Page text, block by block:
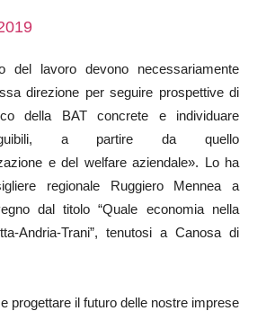
del lavoro devono necessariamente
direzione per seguire prospettive di
della BAT concrete e individuare
a partire da quello
e del welfare aziendale». Lo ha
regionale Ruggiero Mennea a
dal titolo “Quale economia nella
Andria-Trani”, tenutosi a Canosa di
progettare il futuro delle nostre imprese